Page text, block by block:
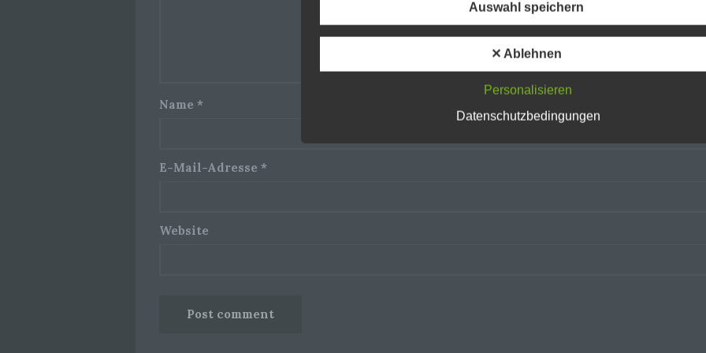
Name *
E-Mail-Adresse *
Website
Betroffene Person ist jede identifizierte oder identifizierbare natürliche
Verantwortlichen verarbeitet werden.
Verarbeitung ist jeder mit oder ohne Hilfe automatisierter Verfahren
mit personenbezogenen Daten wie das Erheben, das Erfassen, die
Auswahl speichern
✕ Ablehnen
Personalisieren
Datenschutzbedingungen